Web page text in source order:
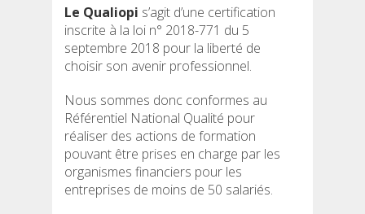
Le Qualiopi s’agit d’une certification
inscrite à la loi n° 2018-771 du 5
septembre 2018 pour la liberté de
choisir son avenir professionnel.
Nous sommes donc conformes au
Référentiel National Qualité pour
réaliser des actions de formation
pouvant être prises en charge par les
organismes financiers pour les
entreprises de moins de 50 salariés.